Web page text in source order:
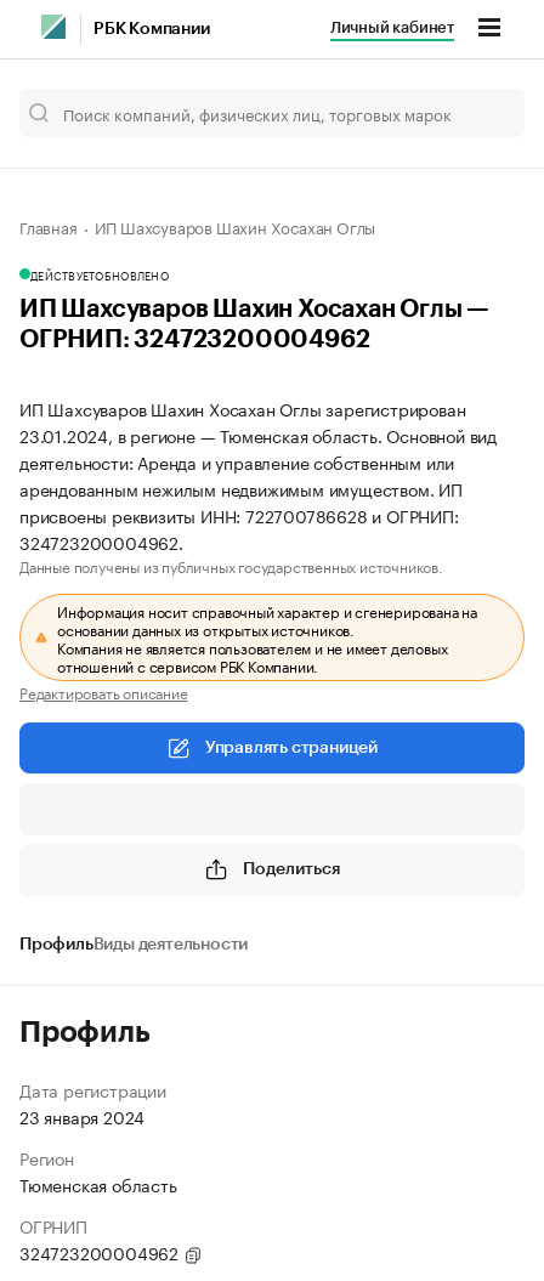
РБК Компании Личный кабинет
Главная ИП Шахсуваров Шахин Хосахан Оглы
ДЕЙСТВУЕТОБНОВЛЕНО
ИП Шахсуваров Шахин Хосахан Оглы —
ОГРНИП: 324723200004962
ИП Шахсуваров Шахин Хосахан Оглы зарегистрирован
23.01.2024, в регионе — Тюменская область. Основной вид
деятельности: Аренда и управление собственным или
арендованным нежилым недвижимым имуществом. ИП
присвоены реквизиты ИНН: 722700786628 и ОГРНИП:
324723200004962.
Данные получены из публичных государственных источников.
Информация носит справочный характер и сгенерирована на
основании данных из открытых источников.
Компания не является пользователем и не имеет деловых
отношений с сервисом РБК Компании.
Редактировать описание
Управлять страницей
Поделиться
ПрофильВиды деятельности
Профиль
Дата регистрации
23 января 2024
Регион
Тюменская область
ОГРНИП
324723200004962